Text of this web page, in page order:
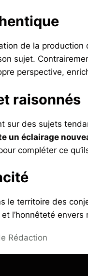
de la
sujet.
perspective,
raisonnés
sur des sujets
un éclairage
compléter ce
le territoire des
et l’honnêteté envers
Rédaction